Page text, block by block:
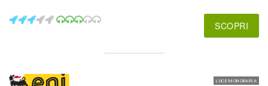
SCOPRI
LUCE MONORARIA